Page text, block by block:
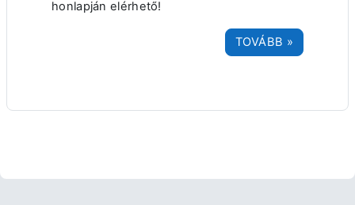
honlapján elérhető!
TOVÁBB »